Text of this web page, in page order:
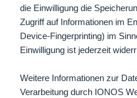
die Einwilligung die
Zugriff auf Informationen im
Device-Fingerprinting) im
Einwilligung ist jederzeit
Weitere Informationen zur
Verarbeitung durch IONOS